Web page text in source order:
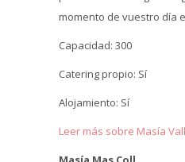
momento de vuestro día
Capacidad: 300
Catering propio: Sí
Alojamiento: Sí
Leer más sobre Masía